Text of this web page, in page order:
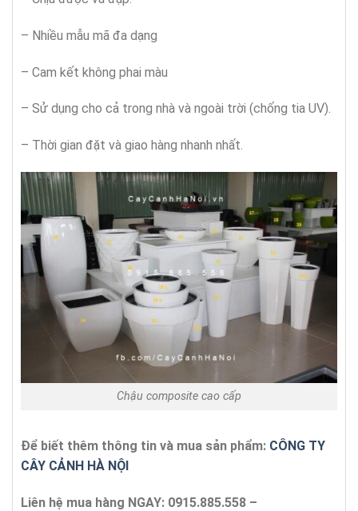
– Nhiều mẫu mã đa dạng
– Cam kết không phai màu
– Sử dụng cho cả trong nhà và ngoài trời (chống tia UV).
– Thời gian đặt và giao hàng nhanh nhất.
Chậu composite cao cấp
Để biết thêm thông tin và mua sản phẩm: CÔNG TY
CÂY CẢNH HÀ NỘI
Liên hệ mua hàng NGAY: 0915.885.558 –